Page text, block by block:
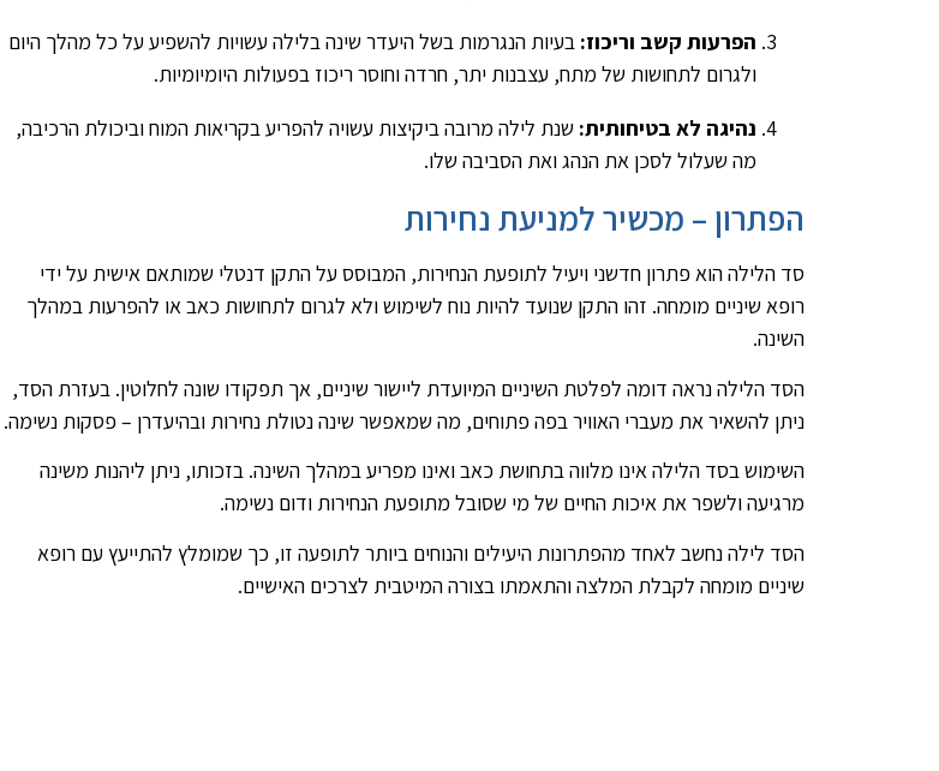
הפרעות קשב וריכוז: בעיות הנגרמות בשל היעדר שינה בלילה עשויות להשפיע על כל מהלך היום
ולגרום לתחושות של מתח, עצבנות יתר, חרדה וחוסר ריכוז בפעולות היומיומיות.
נהיגה לא בטיחותית: שנת לילה מרובה ביקיצות עשויה להפריע בקריאות המוח וביכולת הרכיבה,
מה שעלול לסכן את הנהג ואת הסביבה שלו.
הפתרון – מכשיר למניעת נחירות
סד הלילה הוא פתרון חדשני ויעיל לתופעת הנחירות, המבוסס על התקן דנטלי שמותאם אישית על ידי
רופא שיניים מומחה. זהו התקן שנועד להיות נוח לשימוש ולא לגרום לתחושות כאב או להפרעות במהלך
השינה.
הסד הלילה נראה דומה לפלטת השיניים המיועדת ליישור שיניים, אך תפקודו שונה לחלוטין. בעזרת הסד,
ניתן להשאיר את מעברי האוויר בפה פתוחים, מה שמאפשר שינה נטולת נחירות ובהיעדרן – פסקות נשימה.
השימוש בסד הלילה אינו מלווה בתחושת כאב ואינו מפריע במהלך השינה. בזכותו, ניתן ליהנות משינה
מרגיעה ולשפר את איכות החיים של מי שסובל מתופעת הנחירות ודום נשימה.
הסד לילה נחשב לאחד מהפתרונות היעילים והנוחים ביותר לתופעה זו, כך שמומלץ להתייעץ עם רופא
שיניים מומחה לקבלת המלצה והתאמתו בצורה המיטבית לצרכים האישיים.